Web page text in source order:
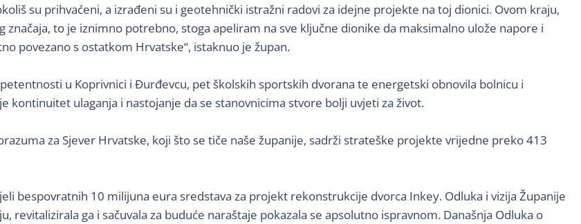
su prihvaćeni, a izrađeni su i geotehnički istražni radovi za idejne projekte na toj dionici. Ovom kraju,
to je iznimno potrebno, stoga apeliram na sve ključne dionike da maksimalno ulože napore i
povezano s ostatkom Hrvatske“, istaknuo je župan.
u Koprivnici i Đurđevcu, pet školskih sportskih dvorana te energetski obnovila bolnicu i
kontinuitet ulaganja i nastojanje da se stanovnicima stvore bolji uvjeti za život.
za Sjever Hrvatske, koji što se tiče naše županije, sadrži strateške projekte vrijedne preko 413
bespovratnih 10 milijuna eura sredstava za projekt rekonstrukcije dvorca Inkey. Odluka i vizija Županije
revitalizirala ga i sačuvala za buduće naraštaje pokazala se apsolutno ispravnom. Današnja Odluka o